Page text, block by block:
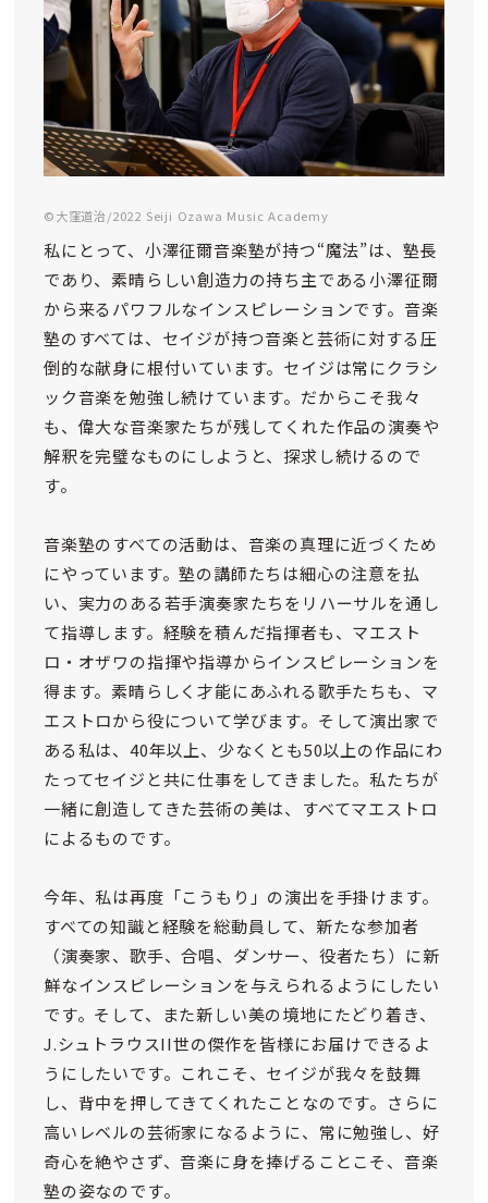
©大窪道治/2022 Seiji Ozawa Music Academy
私にとって、小澤征爾音楽塾が持つ“魔法”は、塾長
であり、素晴らしい創造力の持ち主である小澤征爾
から来るパワフルなインスピレーションです。音楽
塾のすべては、セイジが持つ音楽と芸術に対する圧
倒的な献身に根付いています。セイジは常にクラシ
ック音楽を勉強し続けています。だからこそ我々
も、偉大な音楽家たちが残してくれた作品の演奏や
解釈を完璧なものにしようと、探求し続けるので
す。
音楽塾のすべての活動は、音楽の真理に近づくため
にやっています。塾の講師たちは細心の注意を払
い、実力のある若手演奏家たちをリハーサルを通し
て指導します。経験を積んだ指揮者も、マエスト
ロ・オザワの指揮や指導からインスピレーションを
得ます。素晴らしく才能にあふれる歌手たちも、マ
エストロから役について学びます。そして演出家で
ある私は、40年以上、少なくとも50以上の作品にわ
たってセイジと共に仕事をしてきました。私たちが
一緒に創造してきた芸術の美は、すべてマエストロ
によるものです。
今年、私は再度「こうもり」の演出を手掛けます。
すべての知識と経験を総動員して、新たな参加者
（演奏家、歌手、合唱、ダンサー、役者たち）に新
鮮なインスピレーションを与えられるようにしたい
です。そして、また新しい美の境地にたどり着き、
J.シュトラウスII世の傑作を皆様にお届けできるよ
うにしたいです。これこそ、セイジが我々を鼓舞
し、背中を押してきてくれたことなのです。さらに
高いレベルの芸術家になるように、常に勉強し、好
奇心を絶やさず、音楽に身を捧げることこそ、音楽
塾の姿なのです。